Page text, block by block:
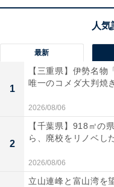
最新
1
【三重県】伊勢名物
唯一のコメダ大判焼
2026/08/06
2
【千葉県】918㎡の
ら、廃校をリノベし
2026/08/06
立山連峰と富山湾を